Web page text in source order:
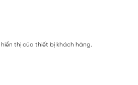
thị của thiết bị khách hàng.